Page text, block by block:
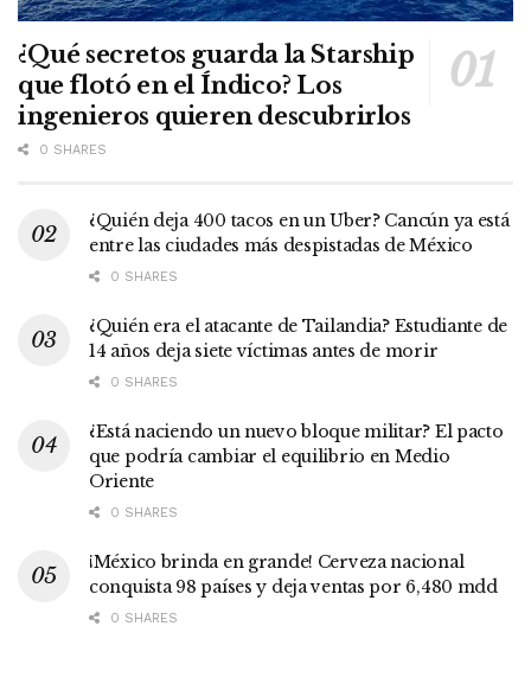
¿Qué secretos guarda la Starship
que flotó en el Índico? Los
ingenieros quieren descubrirlos
0 SHARES
¿Quién deja 400 tacos en un Uber? Cancún ya está
entre las ciudades más despistadas de México
0 SHARES
¿Quién era el atacante de Tailandia? Estudiante de
14 años deja siete víctimas antes de morir
0 SHARES
¿Está naciendo un nuevo bloque militar? El pacto
que podría cambiar el equilibrio en Medio
Oriente
0 SHARES
¡México brinda en grande! Cerveza nacional
conquista 98 países y deja ventas por 6,480 mdd
0 SHARES